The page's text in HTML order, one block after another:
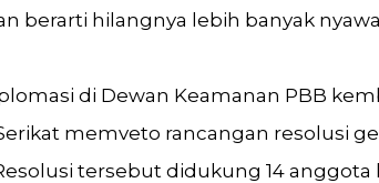
berarti hilangnya lebih banyak
di Dewan Keamanan PBB
memveto rancangan resolusi
tersebut didukung 14